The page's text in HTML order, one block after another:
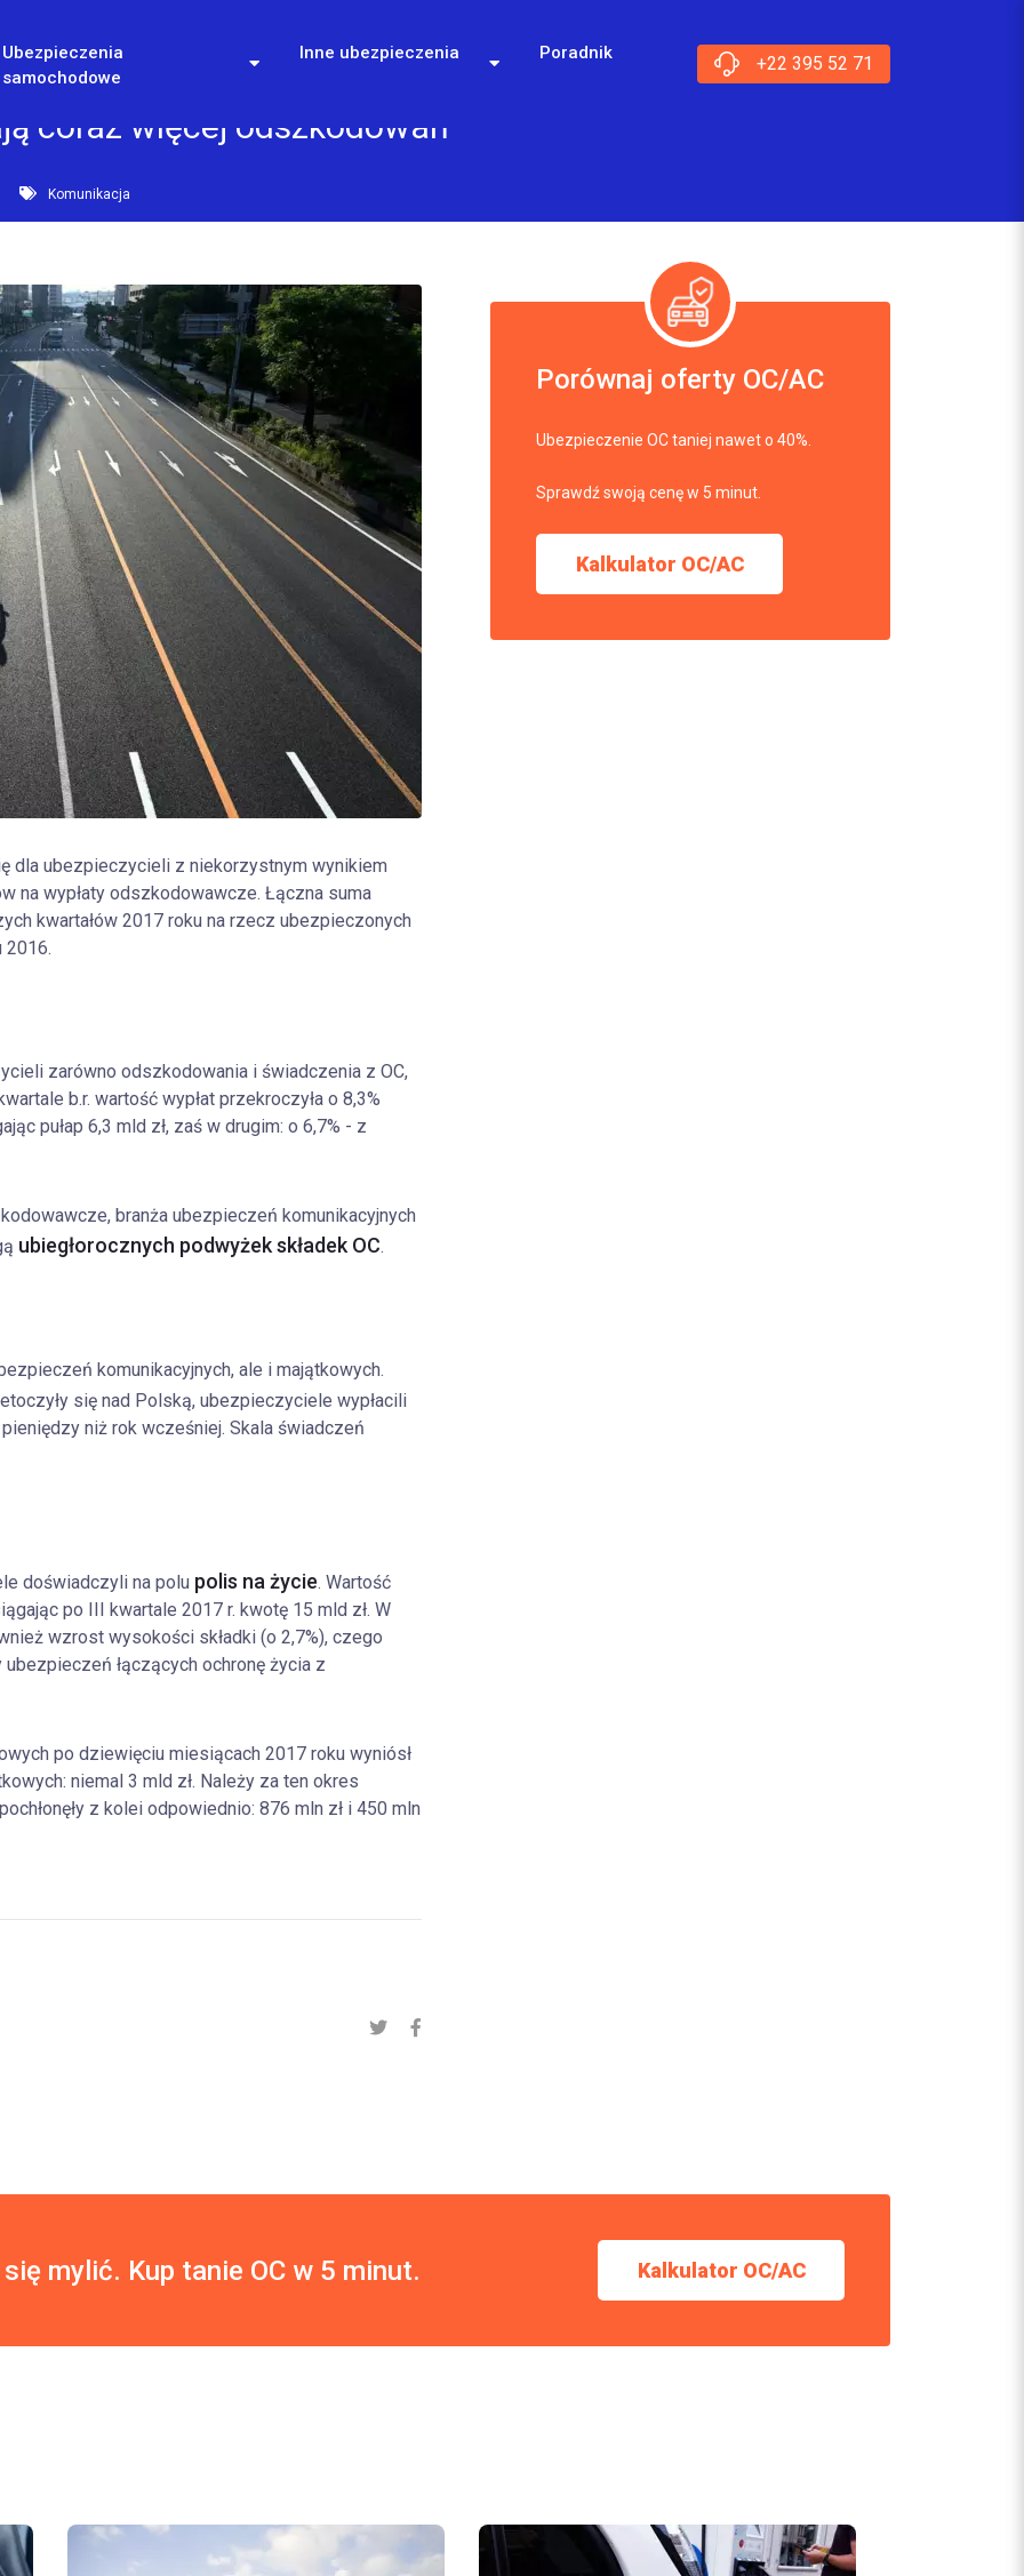
Ubezpieczenia
samochodowe
Inne ubezpieczenia Poradnik +22 395 52 71
coraz więcej odszkodowań
Komunikacja
dla ubezpieczycieli z niekorzystnym wynikiem
na wypłaty odszkodowawcze. Łączna suma
kwartałów 2017 roku na rzecz ubezpieczonych
2016.
zarówno odszkodowania i świadczenia z OC,
b.r. wartość wypłat przekroczyła o 8,3%
pułap 6,3 mld zł, zaś w drugim: o 6,7% - z
branża ubezpieczeń komunikacyjnych
ubiegłorocznych podwyżek składek OC.
komunikacyjnych, ale i majątkowych.
się nad Polską, ubezpieczyciele wypłacili
niż rok wcześniej. Skala świadczeń
doświadczyli na polu polis na życie. Wartość
po III kwartale 2017 r. kwotę 15 mld zł. W
wzrost wysokości składki (o 2,7%), czego
łączących ochronę życia z
po dziewięciu miesiącach 2017 roku wyniósł
niemal 3 mld zł. Należy za ten okres
z kolei odpowiednio: 876 mln zł i 450 mln
Porównaj oferty OC/AC
Ubezpieczenie OC taniej nawet o 40%.
Sprawdź swoją cenę w 5 minut.
Kalkulator OC/AC
mylić. Kup tanie OC w 5 minut. Kalkulator OC/AC